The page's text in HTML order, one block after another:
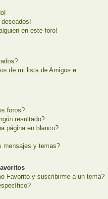
en este foro!
de mi lista de Amigos e
foros?
resultado?
página en blanco?
mensajes y temas?
Favorito y suscribirme a un tema?